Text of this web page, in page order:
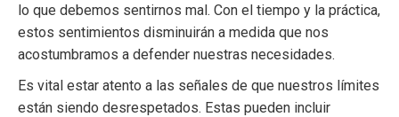
lo que debemos sentirnos mal. Con el tiempo y la práctica,
estos sentimientos disminuirán a medida que nos
acostumbramos a defender nuestras necesidades.
Es vital estar atento a las señales de que nuestros límites
están siendo desrespetados. Estas pueden incluir